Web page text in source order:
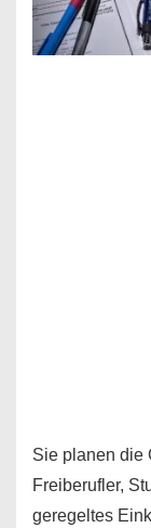
Sie planen die
Freiberufler,
geregeltes